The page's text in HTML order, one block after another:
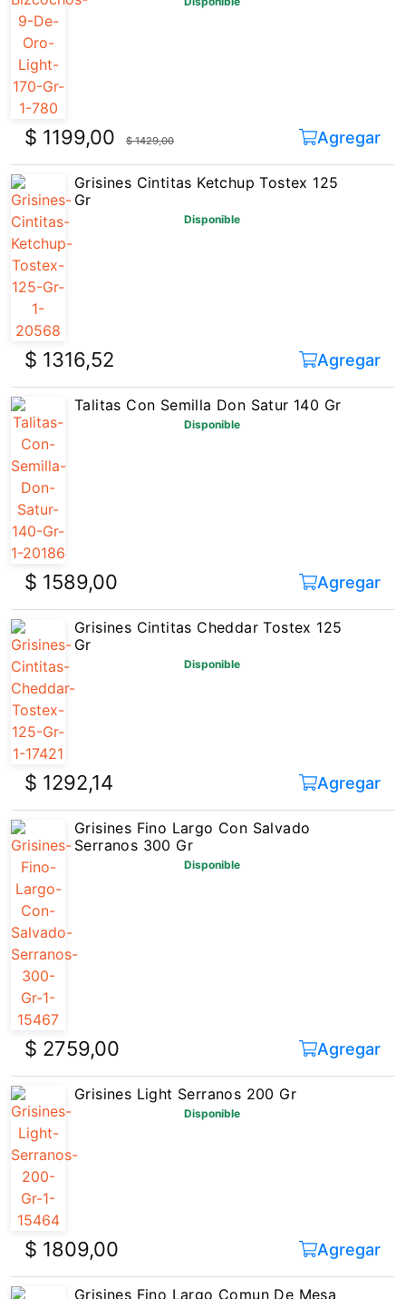
$ 1199,00
Grisines Cintitas Ketchup Tostex 125
Gr
Disponible
$ 1316,52
Talitas Con Semilla Don Satur 140 Gr
Disponible
$ 1589,00
Grisines Cintitas Cheddar Tostex 125
Gr
Disponible
$ 1292,14
Grisines Fino Largo Con Salvado
Serranos 300 Gr
Disponible
$ 2759,00
Grisines Light Serranos 200 Gr
Disponible
$ 1809,00
Grisines Fino Largo Comun De Mesa
Serranos 300 Gr
Disponible